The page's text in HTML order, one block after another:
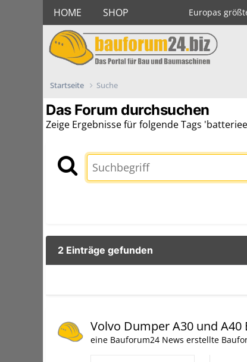
HOME SHOP Europas
Startseite Suche
Das Forum durchsuchen
Zeige Ergebnisse für folgende Tags
2 Einträge gefunden
Volvo Dumper A30 und A40
eine Bauforum24 News erstellte